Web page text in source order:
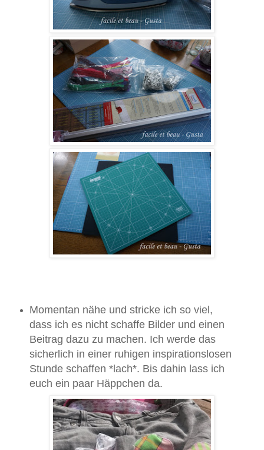
Momentan nähe und stricke ich so viel,
dass ich es nicht schaffe Bilder und einen
Beitrag dazu zu machen. Ich werde das
sicherlich in einer ruhigen inspirationslosen
Stunde schaffen *lach*. Bis dahin lass ich
euch ein paar Häppchen da.